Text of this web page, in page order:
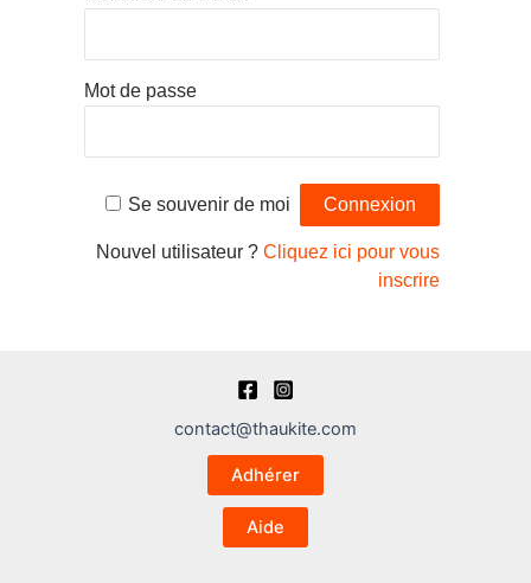
Mot de passe
Se souvenir de moi
Nouvel utilisateur ? Cliquez ici pour vous
inscrire
contact@thaukite.com
Adhérer
Aide